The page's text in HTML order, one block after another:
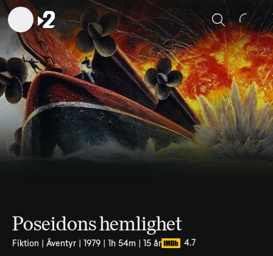
Sök
Poseidons hemlighet
Fiktion | Äventyr | 1979 | 1h 54m | 15 år 4.7